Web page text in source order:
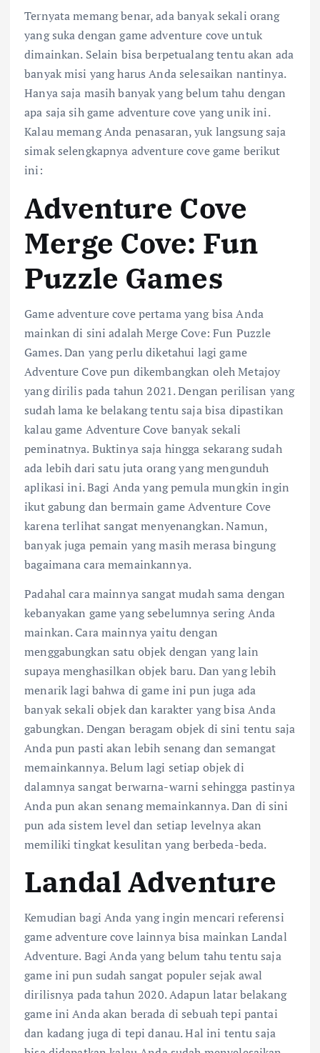
Ternyata memang benar, ada banyak sekali orang
yang suka dengan game adventure cove untuk
dimainkan. Selain bisa berpetualang tentu akan ada
banyak misi yang harus Anda selesaikan nantinya.
Hanya saja masih banyak yang belum tahu dengan
apa saja sih game adventure cove yang unik ini.
Kalau memang Anda penasaran, yuk langsung saja
simak selengkapnya adventure cove game berikut
ini:
Adventure Cove
Merge Cove: Fun
Puzzle Games
Game adventure cove pertama yang bisa Anda
mainkan di sini adalah Merge Cove: Fun Puzzle
Games. Dan yang perlu diketahui lagi game
Adventure Cove pun dikembangkan oleh Metajoy
yang dirilis pada tahun 2021. Dengan perilisan yang
sudah lama ke belakang tentu saja bisa dipastikan
kalau game Adventure Cove banyak sekali
peminatnya. Buktinya saja hingga sekarang sudah
ada lebih dari satu juta orang yang mengunduh
aplikasi ini. Bagi Anda yang pemula mungkin ingin
ikut gabung dan bermain game Adventure Cove
karena terlihat sangat menyenangkan. Namun,
banyak juga pemain yang masih merasa bingung
bagaimana cara memainkannya.
Padahal cara mainnya sangat mudah sama dengan
kebanyakan game yang sebelumnya sering Anda
mainkan. Cara mainnya yaitu dengan
menggabungkan satu objek dengan yang lain
supaya menghasilkan objek baru. Dan yang lebih
menarik lagi bahwa digame ini pun juga ada
banyak sekali objek dan karakter yang bisa Anda
gabungkan. Dengan beragam objek di sini tentu saja
Anda pun pasti akan lebih senang dan semangat
memainkannya. Belum lagi setiap objek di
dalamnya sangat berwarna-warni sehingga pastinya
Anda pun akan senang memainkannya. Dan di sini
pun ada sistem level dan setiap levelnya akan
memiliki tingkat kesulitan yang berbeda-beda.
Landal Adventure
Kemudian bagi Anda yang ingin mencari referensi
game adventure cove lainnya bisa mainkan Landal
Adventure. Bagi Anda yang belum tahu tentu saja
game ini pun sudah sangat populer sejak awal
dirilisnya pada tahun 2020. Adapun latar belakang
game ini Anda akan berada di sebuah tepi pantai
dan kadang juga di tepi danau. Hal ini tentu saja